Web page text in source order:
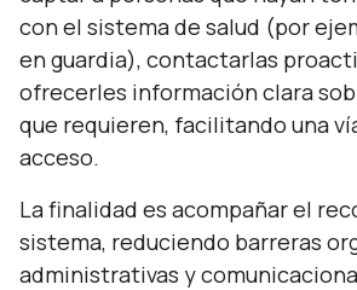
con el sistema de salud (por
en guardia), contactarlas
ofrecerles información clara
que requieren, facilitando una
acceso.
La finalidad es acompañar el
sistema, reduciendo barreras
administrativas y